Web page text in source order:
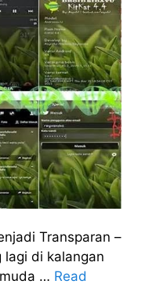
Transparan –
di kalangan
… Read